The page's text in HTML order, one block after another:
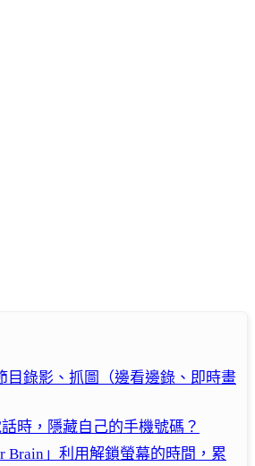
目錄影、抓圖（邊看邊錄、即時畫
時，隱藏自己的手機號碼？
Brain」利用解鎖螢幕的時間，累